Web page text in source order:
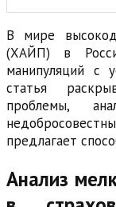
В мире
(ХАЙП) в
манипуляций с
статья
проблемы,
предлагает
Анализ